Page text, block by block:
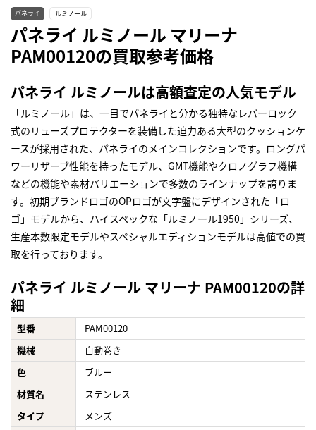
パネライ ルミノール
パネライ ルミノール マリーナ
PAM00120の買取参考価格
パネライ ルミノールは高額査定の人気モデル
「ルミノール」は、一目でパネライと分かる独特なレバーロック
式のリューズプロテクターを装備した迫力ある大型のクッションケ
ースが採用された、パネライのメインコレクションです。ロングパ
ワーリザーブ性能を持ったモデル、GMT機能やクロノグラフ機構
などの機能や素材バリエーションで多数のラインナップを誇りま
す。初期ブランドロゴのOPロゴが文字盤にデザインされた「ロ
ゴ」モデルから、ハイスペックな「ルミノール1950」シリーズ、
生産本数限定モデルやスペシャルエディションモデルは高値での買
取を行っております。
パネライ ルミノール マリーナ PAM00120の詳
細
型番
PAM00120
機械
自動巻き
色
ブルー
材質名
ステンレス
タイプ
メンズ